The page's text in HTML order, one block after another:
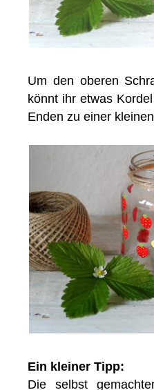
Um den oberen
könnt ihr etwas
Enden zu einer
Ein kleiner Tipp:
Die selbst